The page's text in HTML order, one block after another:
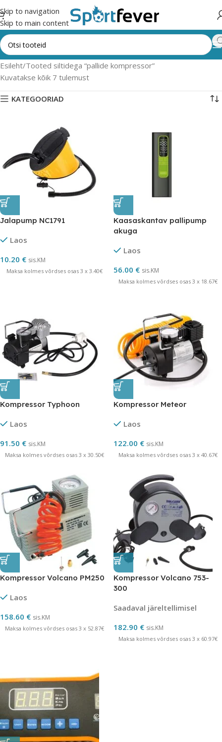
Skip to navigation
Skip to main content
Esileht Tooted siltidega “pallide kompressor”
Kuvatakse kõik 7 tulemust
KATEGOORIAD
Jalapump NC1791
Laos
10.20 € sis.KM
Maksa kolmes võrdses osas 3 x 3.40€
Kaasaskantav pallipump
akuga
Laos
56.00 € sis.KM
Maksa kolmes võrdses osas 3 x 18.67€
Kompressor Typhoon
Laos
91.50 € sis.KM
Maksa kolmes võrdses osas 3 x 30.50€
Kompressor Meteor
Laos
122.00 € sis.KM
Maksa kolmes võrdses osas 3 x 40.67€
Kompressor Volcano PM250
Laos
158.60 € sis.KM
Maksa kolmes võrdses osas 3 x 52.87€
Kompressor Volcano 753-
300
Saadaval järeltellimisel
182.90 € sis.KM
Maksa kolmes võrdses osas 3 x 60.97€